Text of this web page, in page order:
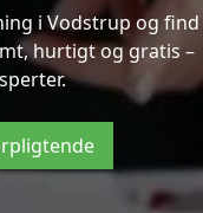
i Vodstrup og find
hurtigt og gratis –